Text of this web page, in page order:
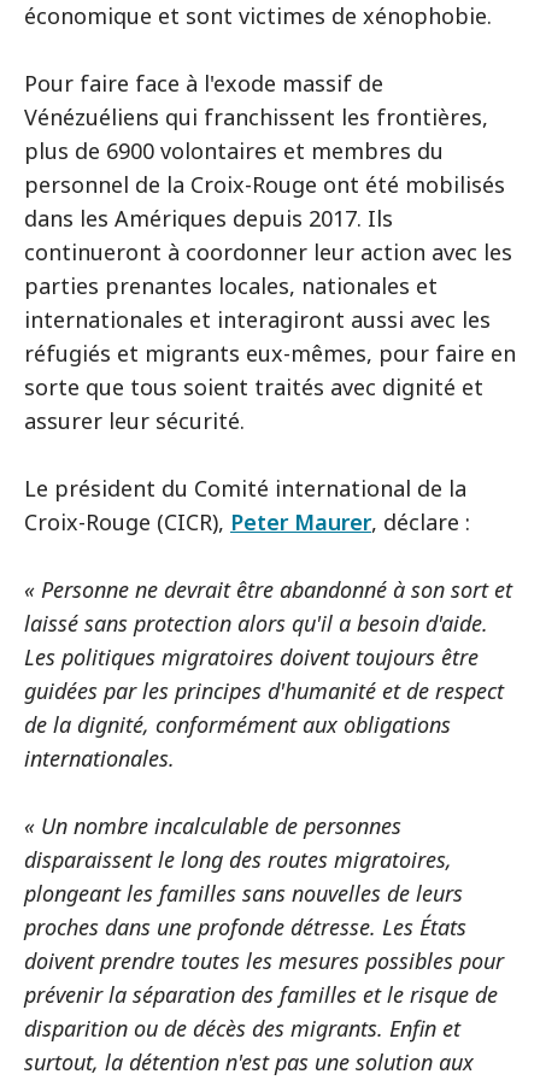
économique et sont victimes de xénophobie.
Pour faire face à l'exode massif de
Vénézuéliens qui franchissent les frontières,
plus de 6900 volontaires et membres du
personnel de la Croix-Rouge ont été mobilisés
dans les Amériques depuis 2017. Ils
continueront à coordonner leur action avec les
parties prenantes locales, nationales et
internationales et interagiront aussi avec les
réfugiés et migrants eux-mêmes, pour faire en
sorte que tous soient traités avec dignité et
assurer leur sécurité.
Le président du Comité international de la
Croix-Rouge (CICR), Peter Maurer, déclare :
« Personne ne devrait être abandonné à son sort et
laissé sans protection alors qu'il a besoin d'aide.
Les politiques migratoires doivent toujours être
guidées par les principes d'humanité et de respect
de la dignité, conformément aux obligations
internationales.
« Un nombre incalculable de personnes
disparaissent le long des routes migratoires,
plongeant les familles sans nouvelles de leurs
proches dans une profonde détresse. Les États
doivent prendre toutes les mesures possibles pour
prévenir la séparation des familles et le risque de
disparition ou de décès des migrants. Enfin et
surtout, la détention n'est pas une solution aux